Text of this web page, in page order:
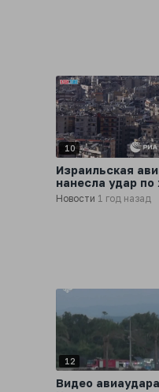
10
Израильская
нанесла удар
зданиям в южном
пригороде
Новости 1 год назад
12
Видео авиаудара